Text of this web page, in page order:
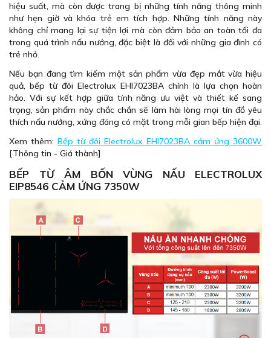
hiệu suất, mà còn được trang bị những tính năng thông minh
như hẹn giờ và khóa trẻ em tích hợp. Những tính năng này
không chỉ mang lại sự tiện lợi mà còn đảm bảo an toàn tối đa
trong quá trình nấu nướng, đặc biệt là đối với những gia đình có
trẻ nhỏ.
Nếu bạn đang tìm kiếm một sản phẩm vừa đẹp mắt vừa hiệu
quả, bếp từ đôi Electrolux EHI7023BA chính là lựa chọn hoàn
hảo. Với sự kết hợp giữa tính năng ưu việt và thiết kế sang
trọng, sản phẩm này chắc chắn sẽ làm hài lòng mọi tín đồ yêu
thích nấu nướng, xứng đáng có mặt trong mỗi gian bếp hiện đại.
Xem thêm: Bếp từ đôi Electrolux EHI7023BA cảm ứng 3600W
[Thông tin - Giá thành]
BẾP TỪ ÂM BỐN VÙNG NẤU ELECTROLUX
EIP8546 CẢM ỨNG 7350W